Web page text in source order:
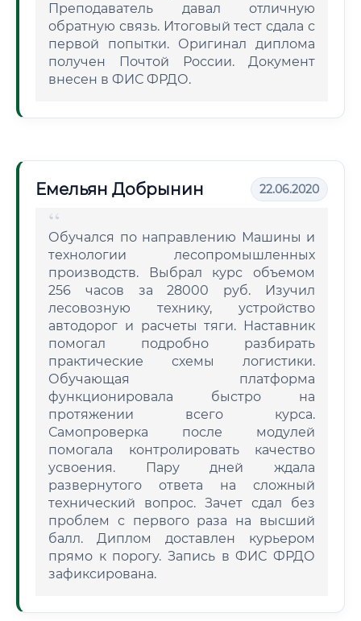
Преподаватель давал отличную
обратную связь. Итоговый тест сдала с
первой попытки. Оригинал диплома
получен Почтой России. Документ
внесен в ФИС ФРДО.
Емельян Добрынин 22.06.2020
Обучался по направлению Машины и
технологии лесопромышленных
производств. Выбрал курс объемом
256 часов за 28000 руб. Изучил
лесовозную технику, устройство
автодорог и расчеты тяги. Наставник
помогал подробно разбирать
практические схемы логистики.
Обучающая платформа
функционировала быстро на
протяжении всего курса.
Самопроверка после модулей
помогала контролировать качество
усвоения. Пару дней ждала
развернутого ответа на сложный
технический вопрос. Зачет сдал без
проблем с первого раза на высший
балл. Диплом доставлен курьером
прямо к порогу. Запись в ФИС ФРДО
зафиксирована.